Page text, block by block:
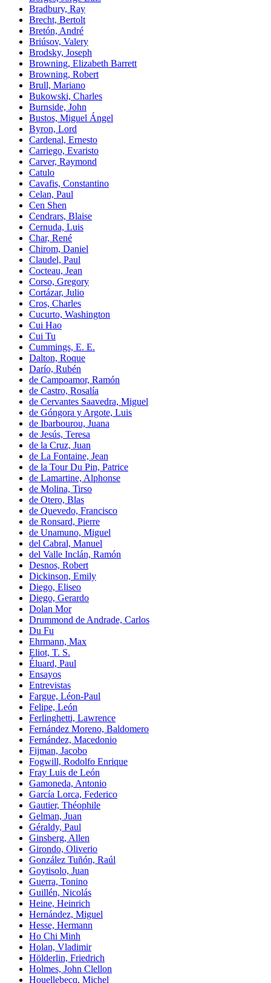
Bradbury, Ray
Brecht, Bertolt
Bretón, André
Briúsov, Valery
Brodsky, Joseph
Browning, Elizabeth Barrett
Browning, Robert
Brull, Mariano
Bukowski, Charles
Burnside, John
Bustos, Miguel Ángel
Byron, Lord
Cardenal, Ernesto
Carriego, Evaristo
Carver, Raymond
Catulo
Cavafis, Constantino
Celan, Paul
Cen Shen
Cendrars, Blaise
Cernuda, Luis
Char, René
Chirom, Daniel
Claudel, Paul
Cocteau, Jean
Corso, Gregory
Cortázar, Julio
Cros, Charles
Cucurto, Washington
Cui Hao
Cui Tu
Cummings, E. E.
Dalton, Roque
Darío, Rubén
de Campoamor, Ramón
de Castro, Rosalía
de Cervantes Saavedra, Miguel
de Góngora y Argote, Luis
de Ibarbourou, Juana
de Jesús, Teresa
de la Cruz, Juan
de La Fontaine, Jean
de la Tour Du Pin, Patrice
de Lamartine, Alphonse
de Molina, Tirso
de Otero, Blas
de Quevedo, Francisco
de Ronsard, Pierre
de Unamuno, Miguel
del Cabral, Manuel
del Valle Inclán, Ramón
Desnos, Robert
Dickinson, Emily
Diego, Eliseo
Diego, Gerardo
Dolan Mor
Drummond de Andrade, Carlos
Du Fu
Ehrmann, Max
Eliot, T. S.
Éluard, Paul
Ensayos
Entrevistas
Fargue, Léon-Paul
Felipe, León
Ferlinghetti, Lawrence
Fernández Moreno, Baldomero
Fernández, Macedonio
Fijman, Jacobo
Fogwill, Rodolfo Enrique
Fray Luis de León
Gamoneda, Antonio
García Lorca, Federico
Gautier, Théophile
Gelman, Juan
Géraldy, Paul
Ginsberg, Allen
Girondo, Oliverio
González Tuñón, Raúl
Goytisolo, Juan
Guerra, Tonino
Guillén, Nicolás
Heine, Heinrich
Hernández, Miguel
Hesse, Hermann
Ho Chi Minh
Holan, Vladimir
Hölderlin, Friedrich
Holmes, John Clellon
Houellebecq, Michel